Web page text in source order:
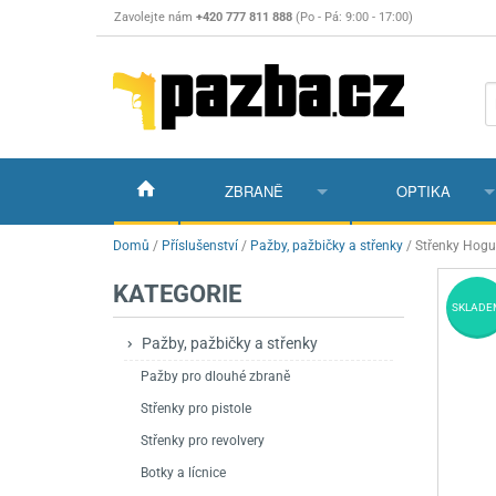
Zavolejte nám +420 777 811 888 (Po - Pá: 9:00 - 17:00)
ZBRANĚ
Vzduchovky Vzduchovky na
Příslušenství pro
Vzduchovky PCP
Vzduchové pistole a revolveryPříslušenství
Plynové pistole a revolvery
Perkusní zbraně
Nože
OPTIKA
Puškohledy
Dalekohledy a
Kolimátory, lasery
Domů / Příslušenství / Pažby, pažbičky a střenky / Střenky
KATEGORIE
Pažby, pažbičky a střenky
Pažby pro dlouhé zbraně
Střenky pro pistole
Střenky pro revolvery
Botky a lícnice